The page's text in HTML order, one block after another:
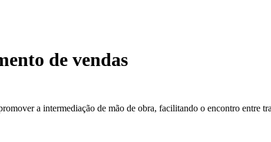
de vendas
a intermediação de mão de obra, facilitando o encontro entre